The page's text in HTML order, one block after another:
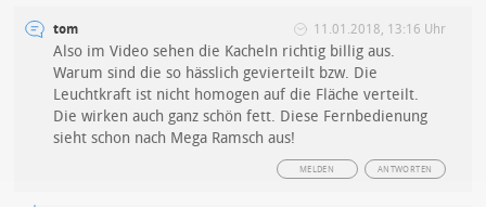
tom 11.01.2018, 13:16 Uhr
Also im Video sehen die Kacheln richtig billig aus.
Warum sind die so hässlich gevierteilt bzw. Die
Leuchtkraft ist nicht homogen auf die Fläche verteilt.
Die wirken auch ganz schön fett. Diese Fernbedienung
sieht schon nach Mega Ramsch aus!
ANTWORTEN
MELDEN